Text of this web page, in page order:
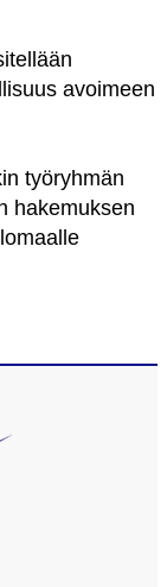
avoimeen
työryhmän
hakemuksen